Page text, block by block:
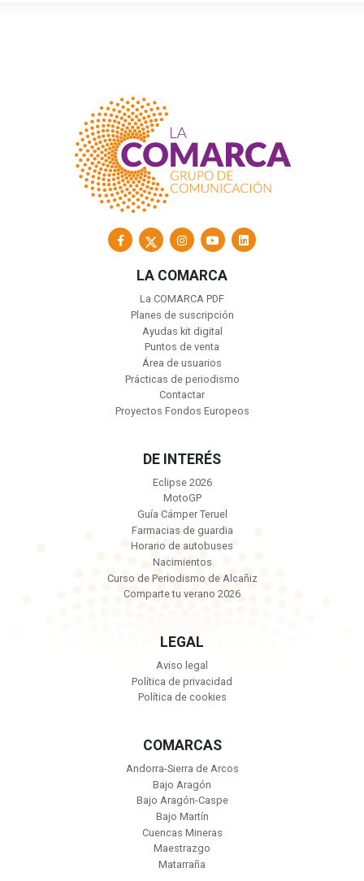
LA COMARCA
La COMARCA PDF
Planes de suscripción
Ayudas kit digital
Puntos de venta
Área de usuarios
Prácticas de periodismo
Contactar
Proyectos Fondos Europeos
DE INTERÉS
Eclipse 2026
MotoGP
Guía Cámper Teruel
Farmacias de guardia
Horario de autobuses
Nacimientos
Curso de Periodismo de Alcañiz
Comparte tu verano 2026
LEGAL
Aviso legal
Política de privacidad
Política de cookies
COMARCAS
Andorra-Sierra de Arcos
Bajo Aragón
Bajo Aragón-Caspe
Bajo Martín
Cuencas Mineras
Maestrazgo
Matarraña